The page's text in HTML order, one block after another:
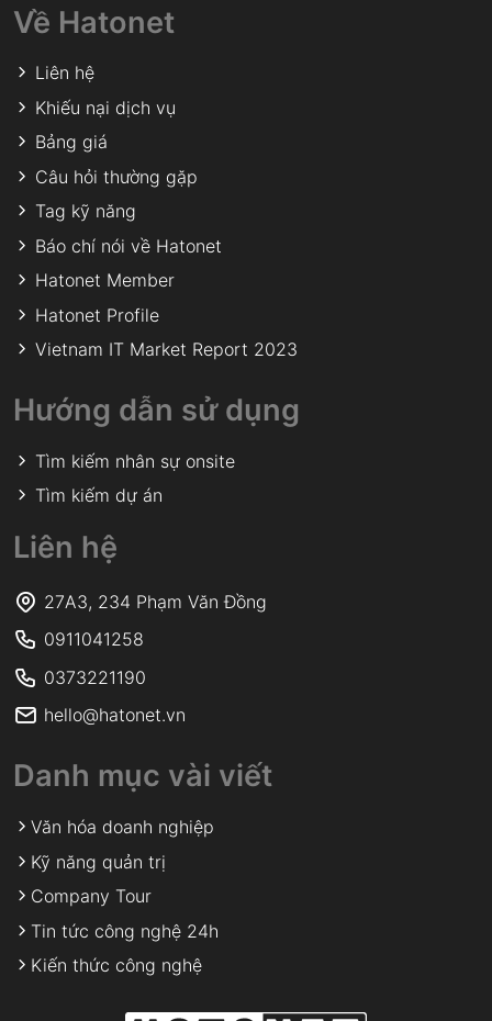
Về Hatonet
Liên hệ
Khiếu nại dịch vụ
Bảng giá
Câu hỏi thường gặp
Tag kỹ năng
Báo chí nói về Hatonet
Hatonet Member
Hatonet Profile
Vietnam IT Market Report 2023
Hướng dẫn sử dụng
Tìm kiếm nhân sự onsite
Tìm kiếm dự án
Liên hệ
27A3, 234 Phạm Văn Đồng
0911041258
0373221190
hello@hatonet.vn
Danh mục vài viết
Văn hóa doanh nghiệp
Kỹ năng quản trị
Company Tour
Tin tức công nghệ 24h
Kiến thức công nghệ